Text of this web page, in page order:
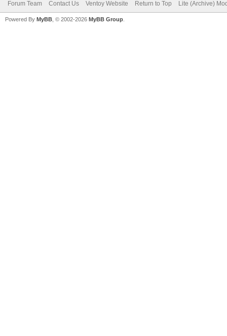
Forum Team Contact Us Ventoy Website Return to Top Lite (Archive)
Powered By MyBB , © 2002-2026 MyBB Group